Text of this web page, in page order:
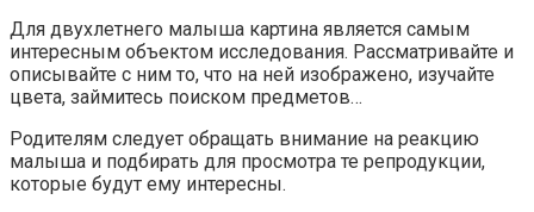
Для двухлетнего малыша картина является самым
интересным объектом исследования. Рассматривайте и
описывайте с ним то, что на ней изображено, изучайте
цвета, займитесь поиском предметов…
Родителям следует обращать внимание на реакцию
малыша и подбирать для просмотра те репродукции,
которые будут ему интересны.